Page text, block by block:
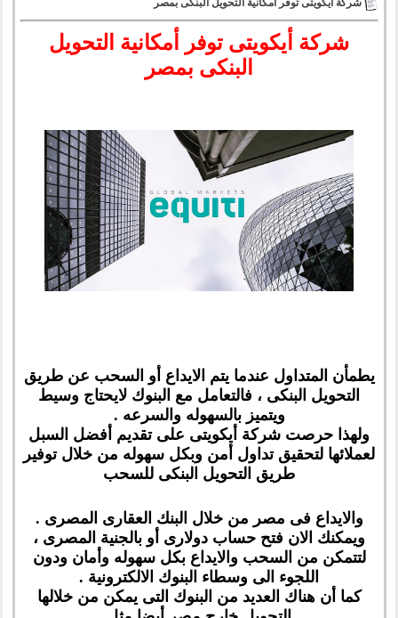
شركة أيكويتى توفر أمكانية التحويل البنكى بمصر
شركة أيكويتى توفر أمكانية التحويل
البنكى بمصر
يطمأن المتداول عندما يتم الايداع أو السحب عن طريق
التحويل البنكى ، فالتعامل مع البنوك لايحتاج وسيط
ويتميز بالسهوله والسرعه .
ولهذا حرصت شركة أيكويتى على تقديم أفضل السبل
لعملائها لتحقيق تداول أمن وبكل سهوله من خلال توفير
طريق التحويل البنكى للسحب
والايداع فى مصر من خلال البنك العقارى المصرى .
ويمكنك الان فتح حساب دولارى أو بالجنية المصرى ،
لتتمكن من السحب والايداع بكل سهوله وأمان ودون
اللجوء الى وسطاء البنوك الالكترونية .
كما أن هناك العديد من البنوك التى يمكن من خلالها